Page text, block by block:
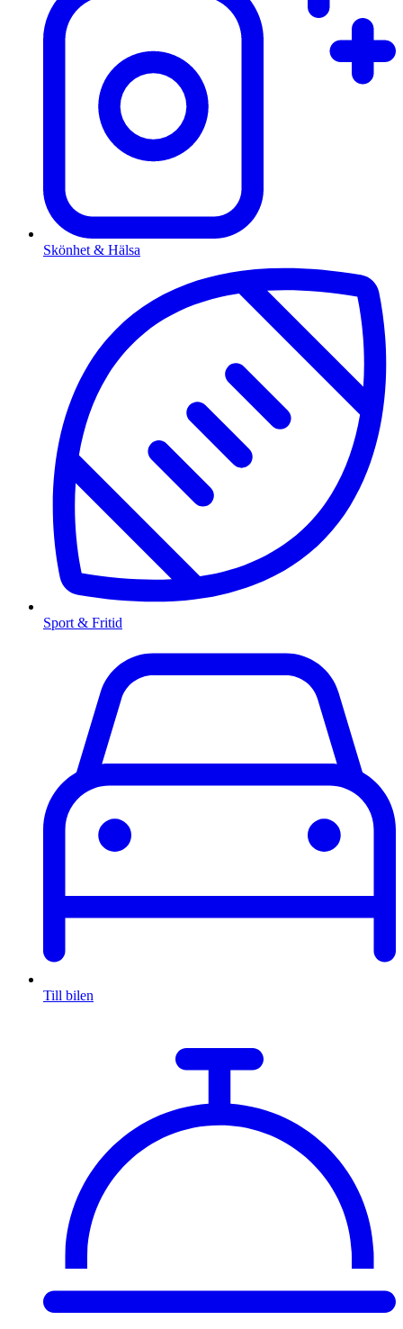
Skönhet & Hälsa
Sport & Fritid
Till bilen